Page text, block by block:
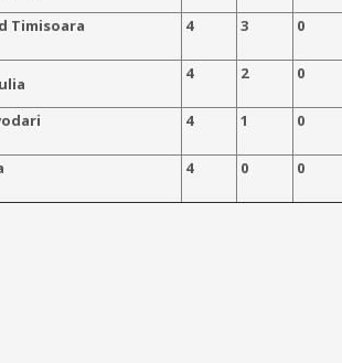
Timisoara 4 3 0
4 2 0
4 1 0
4 0 0